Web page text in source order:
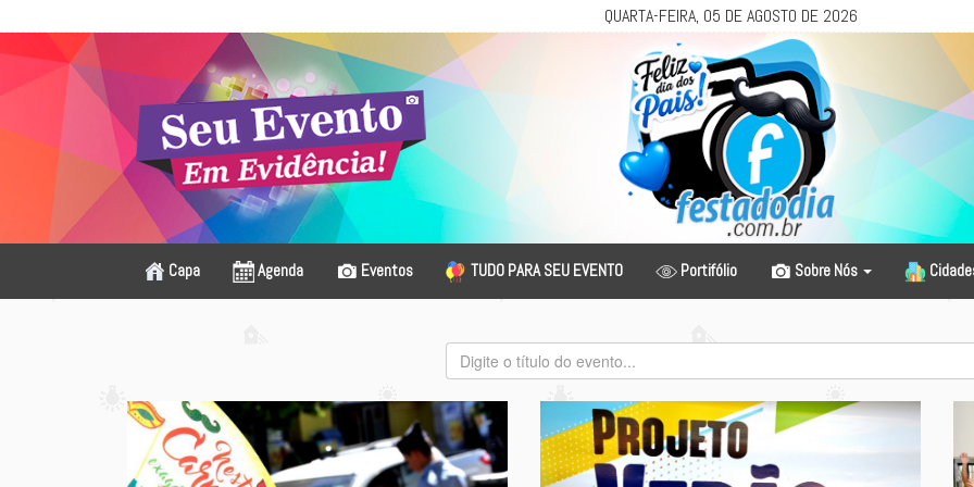
QUARTA-FEIRA, 05 DE AGOSTO DE 2026
Capa Agenda Eventos TUDO PARA SEU EVENTO Portifólio Sobre Nós